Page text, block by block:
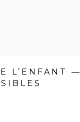
L’ENFANT —